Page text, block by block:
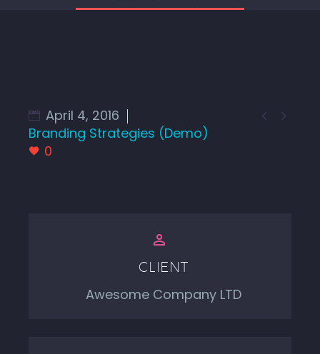
 
April 4, 2016
Branding Strategies (Demo)
0


CLIENT
Awesome Company LTD